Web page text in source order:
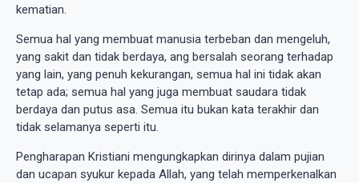
kematian.
Semua hal yang membuat manusia terbeban dan mengeluh,
yang sakit dan tidak berdaya, ang bersalah seorang terhadap
yang lain, yang penuh kekurangan, semua hal ini tidak akan
tetap ada; semua hal yang juga membuat saudara tidak
berdaya dan putus asa. Semua itu bukan kata terakhir dan
tidak selamanya seperti itu.
Pengharapan Kristiani mengungkapkan dirinya dalam pujian
dan ucapan syukur kepada Allah, yang telah memperkenalkan